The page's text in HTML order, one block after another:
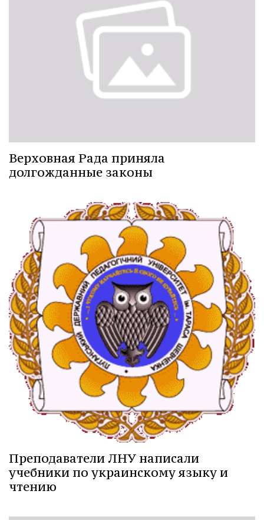
Верховная Рада приняла
долгожданные законы
Преподаватели ЛНУ написали
учебники по украинскому языку и
чтению